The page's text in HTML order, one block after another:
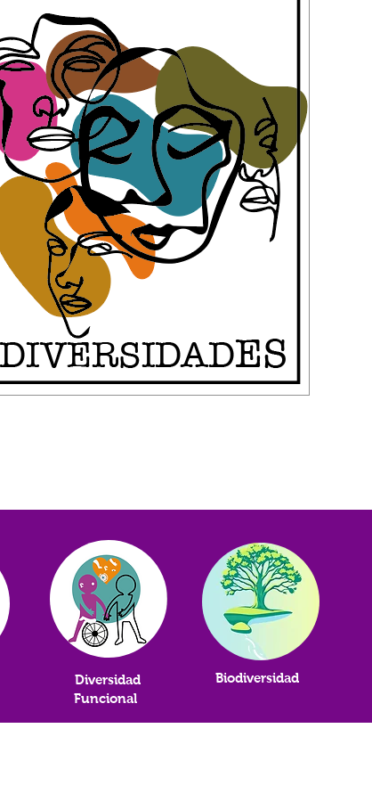
Diversidad
Funcional
Biodiversidad